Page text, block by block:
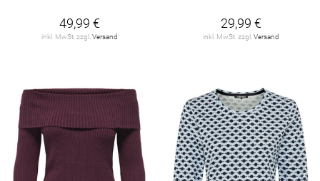
49,99 €
inkl. MwSt. zzgl. Versand
29,99 €
inkl. MwSt. zzgl. Versand